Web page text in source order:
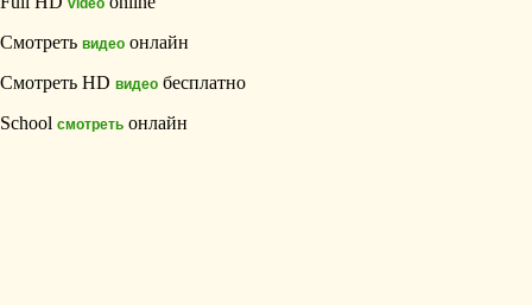
video
Смотреть видео онлайн
Смотреть HD видео бесплатно
School смотреть онлайн